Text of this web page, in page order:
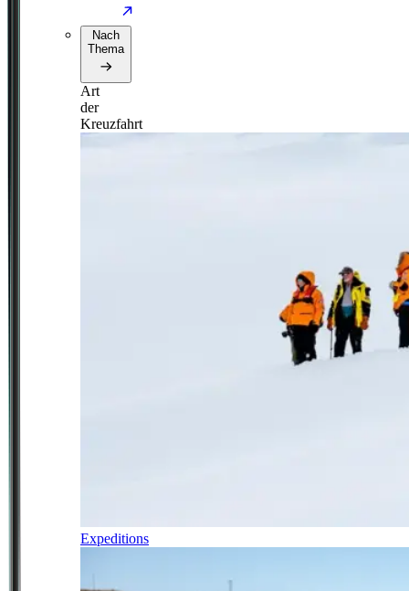
Nach
Thema
Art
der
Kreuzfahrt
Expeditions